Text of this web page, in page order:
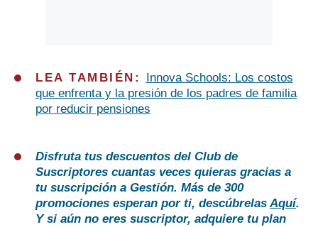
LEA TAMBIÉN:
Innova Schools: Los costos
que enfrenta y la presión de los padres de familia
por reducir pensiones
Disfruta tus descuentos del Club de
Suscriptores cuantas veces quieras gracias a
tu suscripción a Gestión. Más de 300
promociones esperan por ti, descúbrelasAquí.
Y si aún no eres suscriptor, adquiere tu plan